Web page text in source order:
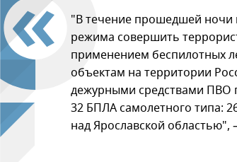
"В течение прошедшей ночи
режима совершить
применением беспилотных
объектам на территории
дежурными средствами ПВО
32 БПЛА самолетного типа:
над Ярославской областью",